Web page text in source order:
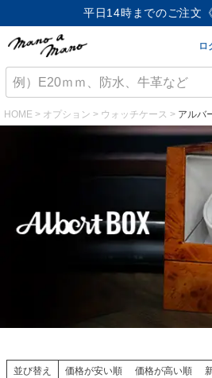
平日14時までのご注文
ロ
HOME オプション ウォッチケース アルバ
並び替え 価格が安い順 価格が高い順